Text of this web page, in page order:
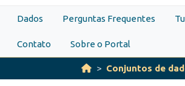
Dados Perguntas Frequentes
Contato Sobre o Portal
Conjuntos de